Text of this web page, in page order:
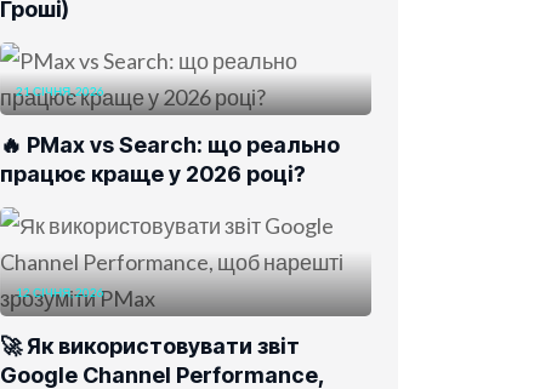
Гроші)
21 СІЧНЯ, 2026
🔥 PMax vs Search: що реально
працює краще у 2026 році?
12 СІЧНЯ, 2026
🚀 Як використовувати звіт
Google Channel Performance,